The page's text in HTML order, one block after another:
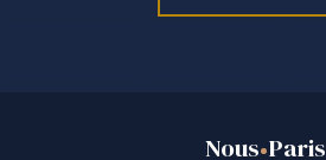
Nous Paris